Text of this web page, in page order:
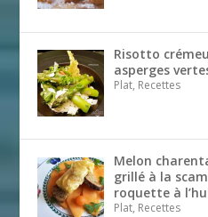
Risotto
asperges
Plat, Recettes
Melon
grillé à la
roquette à
Plat, Recettes